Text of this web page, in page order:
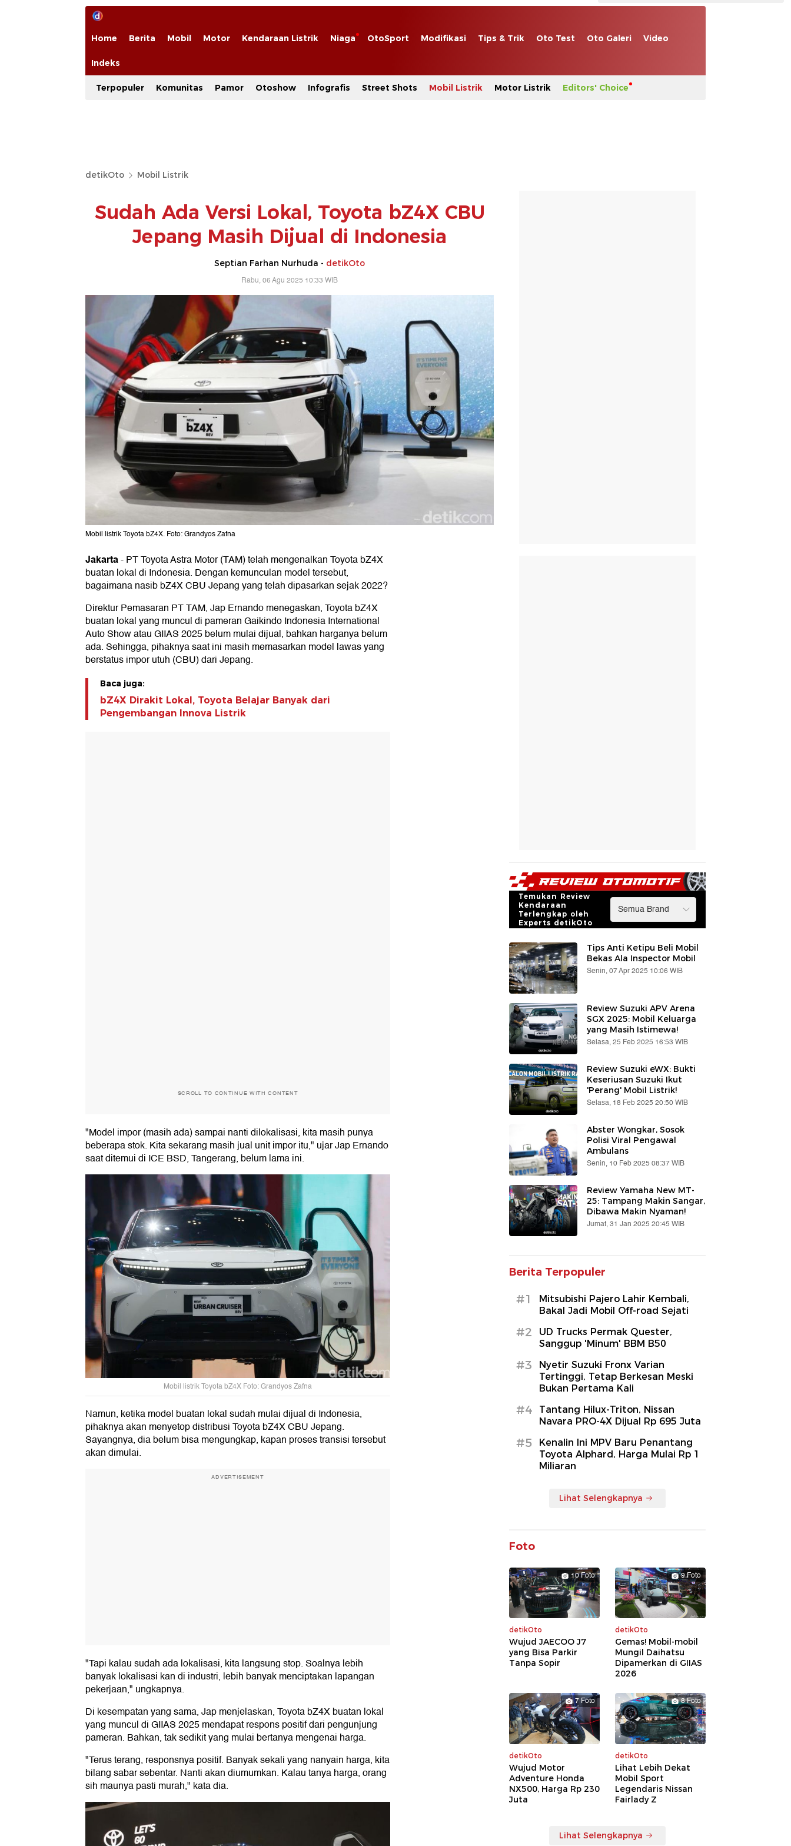
Home Berita Mobil Motor Kendaraan Listrik Niaga OtoSport Modifikasi Tips & Trik Oto Test Oto Galeri Video
Indeks
Terpopuler Komunitas Pamor Otoshow Infografis Street Shots Mobil Listrik Motor Listrik Editors' Choice
detikOto Mobil Listrik
Sudah Ada Versi Lokal, Toyota bZ4X CBU
Jepang Masih Dijual di Indonesia
Septian Farhan Nurhuda - detikOto
Rabu, 06 Agu 2025 10:33 WIB
Mobil listrik Toyota bZ4X. Foto: Grandyos Zafna
Jakarta-PT Toyota Astra Motor (TAM) telah mengenalkan Toyota bZ4X
buatan lokal di Indonesia. Dengan kemunculan model tersebut,
bagaimana nasib bZ4X CBU Jepang yang telah dipasarkan sejak 2022?
Direktur Pemasaran PT TAM, Jap Ernando menegaskan, Toyota bZ4X
buatan lokal yang muncul di pameran Gaikindo Indonesia International
Auto Show atau GIIAS 2025 belum mulai dijual, bahkan harganya belum
ada. Sehingga, pihaknya saat ini masih memasarkan model lawas yang
berstatus impor utuh (CBU) dari Jepang.
Baca juga:
bZ4X Dirakit Lokal, Toyota Belajar Banyak dari
Pengembangan Innova Listrik
SCROLL TO CONTINUE WITH CONTENT
"Model impor (masih ada) sampai nanti dilokalisasi, kita masih punya
beberapa stok. Kita sekarang masih jual unit impor itu," ujar Jap Ernando
saat ditemui di ICE BSD, Tangerang, belum lama ini.
Mobil listrik Toyota bZ4X Foto: Grandyos Zafna
Namun, ketika model buatan lokal sudah mulai dijual di Indonesia,
pihaknya akan menyetop distribusi Toyota bZ4X CBU Jepang.
Sayangnya, dia belum bisa mengungkap, kapan proses transisi tersebut
akan dimulai.
ADVERTISEMENT
"Tapi kalau sudah ada lokalisasi, kita langsung stop. Soalnya lebih
banyak lokalisasi kan di industri, lebih banyak menciptakan lapangan
pekerjaan," ungkapnya.
Di kesempatan yang sama, Jap menjelaskan, Toyota bZ4X buatan lokal
yang muncul di GIIAS 2025 mendapat respons positif dari pengunjung
pameran. Bahkan, tak sedikit yang mulai bertanya mengenai harga.
"Terus terang, responsnya positif. Banyak sekali yang nanyain harga, kita
bilang sabar sebentar. Nanti akan diumumkan. Kalau tanya harga, orang
sih maunya pasti murah," kata dia.
Temukan Review
Kendaraan
Terlengkap oleh
Experts detikOto
Tips Anti Ketipu Beli Mobil
Bekas Ala Inspector Mobil
Senin, 07 Apr 2025 10:06 WIB
Review Suzuki APV Arena
SGX 2025: Mobil Keluarga
yang Masih Istimewa!
Selasa, 25 Feb 2025 16:53 WIB
Review Suzuki eWX: Bukti
Keseriusan Suzuki Ikut
'Perang' Mobil Listrik!
Selasa, 18 Feb 2025 20:50 WIB
Abster Wongkar, Sosok
Polisi Viral Pengawal
Ambulans
Senin, 10 Feb 2025 08:37 WIB
Review Yamaha New MT-
25: Tampang Makin Sangar,
Dibawa Makin Nyaman!
Jumat, 31 Jan 2025 20:45 WIB
Berita Terpopuler
#1
Mitsubishi Pajero Lahir Kembali,
Bakal Jadi Mobil Off-road Sejati
#2
UD Trucks Permak Quester,
Sanggup 'Minum' BBM B50
#3
Nyetir Suzuki Fronx Varian
Tertinggi, Tetap Berkesan Meski
Bukan Pertama Kali
#4
Tantang Hilux-Triton, Nissan
Navara PRO-4X Dijual Rp 695 Juta
#5
Kenalin Ini MPV Baru Penantang
Toyota Alphard, Harga Mulai Rp 1
Miliaran
Lihat Selengkapnya
Foto
10 Foto
detikOto
Wujud JAECOO J7
yang Bisa Parkir
Tanpa Sopir
9 Foto
detikOto
Gemas! Mobil-mobil
Mungil Daihatsu
Dipamerkan di GIIAS
2026
7 Foto
detikOto
Wujud Motor
Adventure Honda
NX500, Harga Rp 230
Juta
8 Foto
detikOto
Lihat Lebih Dekat
Mobil Sport
Legendaris Nissan
Fairlady Z
Lihat Selengkapnya